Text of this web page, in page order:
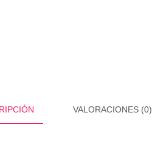
VALORACIONES (0)